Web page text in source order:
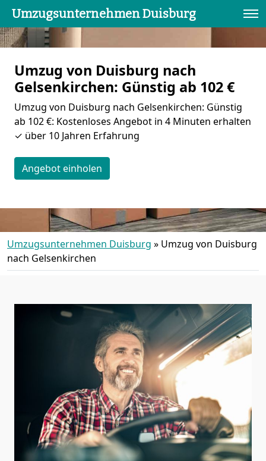
Umzugsunternehmen Duisburg
Umzug von Duisburg nach
Gelsenkirchen: Günstig ab 102 €
Umzug von Duisburg nach Gelsenkirchen: Günstig
ab 102 €: Kostenloses Angebot in 4 Minuten erhalten
✓ über 10 Jahren Erfahrung
Angebot einholen
Umzugsunternehmen Duisburg » Umzug von Duisburg
nach Gelsenkirchen